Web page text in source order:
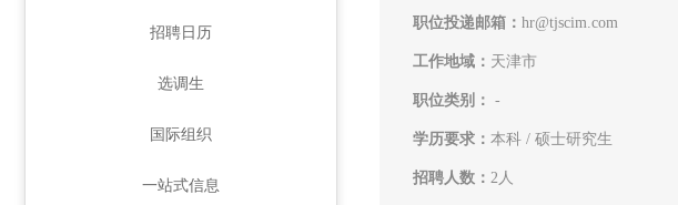
招聘日历
选调生
国际组织
一站式信息
职位投递邮箱： hr@tjscim.com
工作地域： 天津市
职位类别： -
学历要求： 本科 / 硕士研究生
招聘人数： 2人